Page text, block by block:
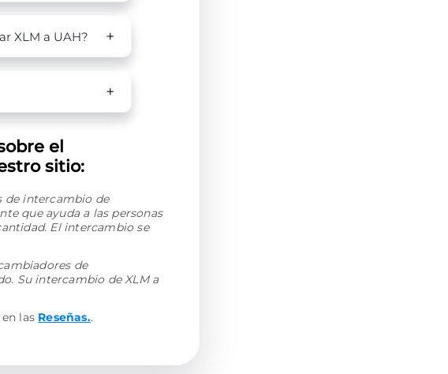
XLM a UAH?
el
sitio:
de intercambio de
que ayuda a las personas
El intercambio se
de
Su intercambio de XLM a
las Reseñas..